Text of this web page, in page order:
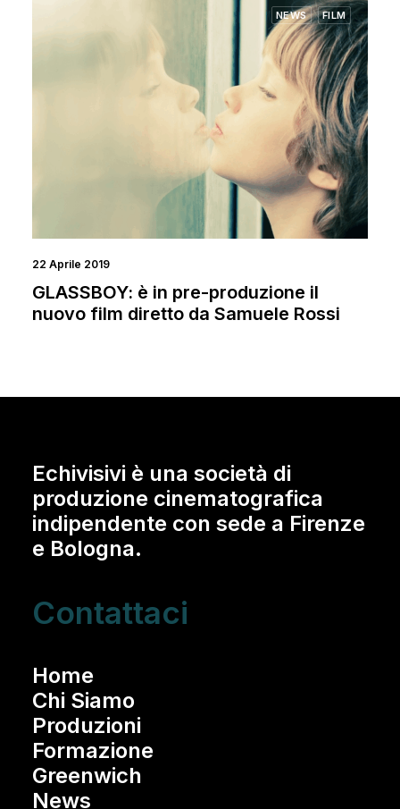
NEWS FILM
22 Aprile 2019
GLASSBOY: è in pre-produzione il
nuovo film diretto da Samuele Rossi
Home
Chi Siamo
Produzioni
Formazione
Greenwich
News
Echivisivi è una società di
produzione cinematografica
indipendente con sede a Firenze
e Bologna.
Contattaci